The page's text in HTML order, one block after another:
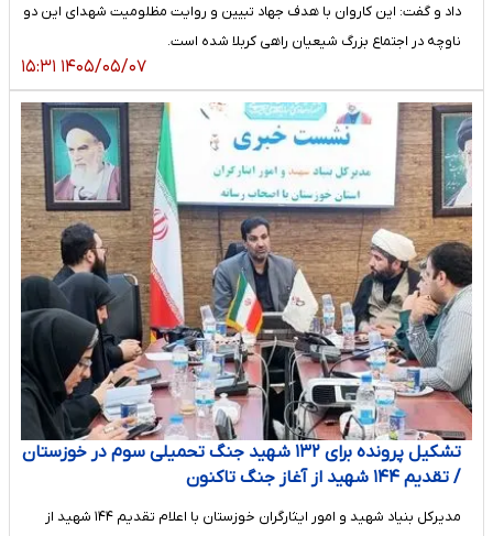
داد و گفت: این کاروان با هدف جهاد تبیین و روایت مظلومیت شهدای این دو
ناوچه در اجتماع بزرگ شیعیان راهی کربلا شده است.
۱۴۰۵/۰۵/۰۷ ۱۵:۳۱
تشکیل پرونده برای ۱۳۲ شهید جنگ تحمیلی سوم در خوزستان
/ تقدیم ۱۴۴ شهید از آغاز جنگ تاکنون
مدیرکل بنیاد شهید و امور ایثارگران خوزستان با اعلام تقدیم ۱۴۴ شهید از